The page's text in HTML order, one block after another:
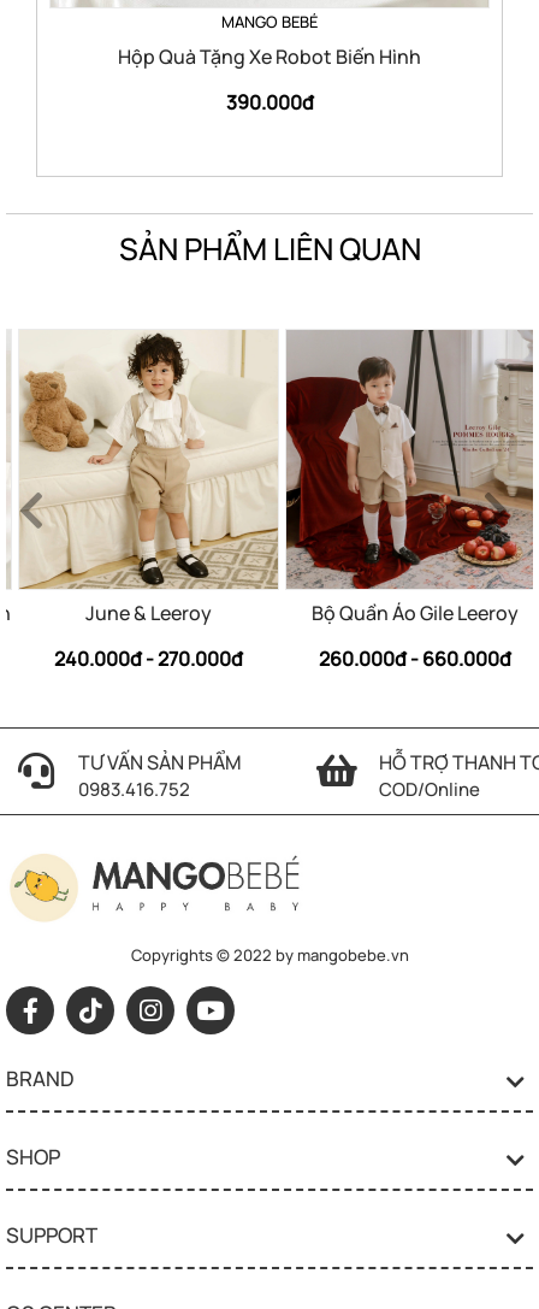
MANGO BEBÉ
Hộp Quà Tặng Xe Robot Biến Hình
390.000đ
SẢN PHẨM LIÊN QUAN
June & Leeroy
240.000đ - 270.000đ
Bộ Quần Áo Gile Leeroy
260.000đ - 660.000đ
TƯ VẤN SẢN PHẨM
0983.416.752
HỖ TRỢ THANH
COD/Online
Copyrights © 2022 by mangobebe.vn
BRAND
SHOP
SUPPORT